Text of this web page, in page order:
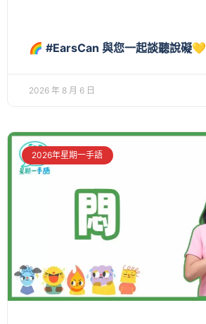
🌈 #EarsCan 與您一起談聽說礙💛
2026 年 8 月 6 日
2026年星期一手語